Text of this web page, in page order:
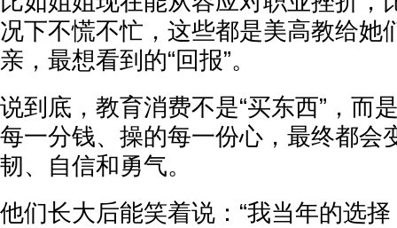
况下不慌不忙，这些都是美高教给她
亲，最想看到的“回报”。
说到底，教育消费不是“买东西”，而
每一分钱、操的每一份心，最终都会
韧、自信和勇气。
他们长大后能笑着说：“我当年的选